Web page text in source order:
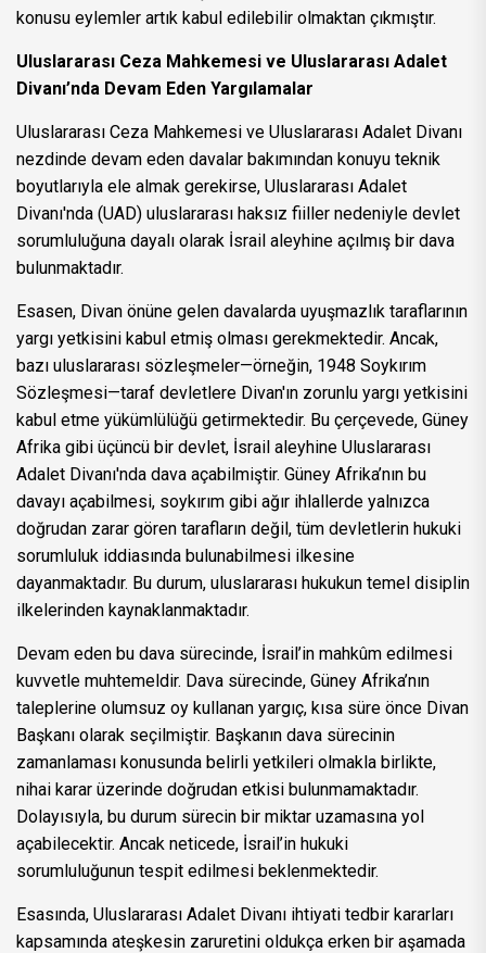
konusu eylemler artık kabul edilebilir olmaktan çıkmıştır.
Uluslararası Ceza Mahkemesi ve Uluslararası Adalet
Divanı’nda Devam Eden Yargılamalar
Uluslararası Ceza Mahkemesi ve Uluslararası Adalet Divanı
nezdinde devam eden davalar bakımından konuyu teknik
boyutlarıyla ele almak gerekirse, Uluslararası Adalet
Divanı'nda (UAD) uluslararası haksız fiiller nedeniyle devlet
sorumluluğuna dayalı olarak İsrail aleyhine açılmış bir dava
bulunmaktadır.
Esasen, Divan önüne gelen davalarda uyuşmazlık taraflarının
yargı yetkisini kabul etmiş olması gerekmektedir. Ancak,
bazı uluslararası sözleşmeler—örneğin, 1948 Soykırım
Sözleşmesi—taraf devletlere Divan'ın zorunlu yargı yetkisini
kabul etme yükümlülüğü getirmektedir. Bu çerçevede, Güney
Afrika gibi üçüncü bir devlet, İsrail aleyhine Uluslararası
Adalet Divanı'nda dava açabilmiştir. Güney Afrika’nın bu
davayı açabilmesi, soykırım gibi ağır ihlallerde yalnızca
doğrudan zarar gören tarafların değil, tüm devletlerin hukuki
sorumluluk iddiasında bulunabilmesi ilkesine
dayanmaktadır. Bu durum, uluslararası hukukun temel disiplin
ilkelerinden kaynaklanmaktadır.
Devam eden bu dava sürecinde, İsrail’in mahkûm edilmesi
kuvvetle muhtemeldir. Dava sürecinde, Güney Afrika’nın
taleplerine olumsuz oy kullanan yargıç, kısa süre önce Divan
Başkanı olarak seçilmiştir. Başkanın dava sürecinin
zamanlaması konusunda belirli yetkileri olmakla birlikte,
nihai karar üzerinde doğrudan etkisi bulunmamaktadır.
Dolayısıyla, bu durum sürecin bir miktar uzamasına yol
açabilecektir. Ancak neticede, İsrail’in hukuki
sorumluluğunun tespit edilmesi beklenmektedir.
Esasında, Uluslararası Adalet Divanı ihtiyati tedbir kararları
kapsamında ateşkesin zaruretini oldukça erken bir aşamada